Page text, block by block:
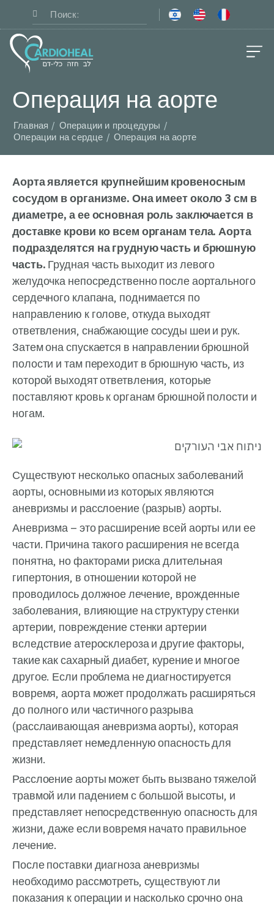
Операция на аорте
Главная
Операции и процедуры
Операции на сердце
Операция на аорте
Аорта является крупнейшим кровеносным
сосудом в организме. Она имеет около 3 см в
диаметре, а ее основная роль заключается в
доставке крови ко всем органам тела. Аорта
подразделятся на грудную часть и брюшную
часть. Грудная часть выходит из левого
желудочка непосредственно после аортального
сердечного клапана, поднимается по
направлению к голове, откуда выходят
ответвления, снабжающие сосуды шеи и рук.
Затем она спускается в направлении брюшной
полости и там переходит в брюшную часть, из
которой выходят ответвления, которые
поставляют кровь к органам брюшной полости и
ногам.
Существуют несколько опасных заболеваний
аорты, основными из которых являются
аневризмы и расслоение (разрыв) аорты.
Аневризма – это расширение всей аорты или ее
части. Причина такого расширения не всегда
понятна, но факторами риска длительная
гипертония, в отношении которой не
проводилось должное лечение, врожденные
заболевания, влияющие на структуру стенки
артерии, повреждение стенки артерии
вследствие атеросклероза и другие факторы,
такие как сахарный диабет, курение и многое
другое. Если проблема не диагностируется
вовремя, аорта может продолжать расширяться
до полного или частичного разрыва
(расслаивающая аневризма аорты), которая
представляет немедленную опасность для
жизни.
Расслоение аорты может быть вызвано тяжелой
травмой или падением с большой высоты, и
представляет непосредственную опасность для
жизни, даже если вовремя начато правильное
лечение.
После поставки диагноза аневризмы
необходимо рассмотреть, существуют ли
показания к операции и насколько срочно она